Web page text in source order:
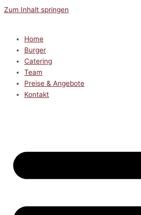
Zum Inhalt springen
Home
Burger
Catering
Team
Preise & Angebote
Kontakt